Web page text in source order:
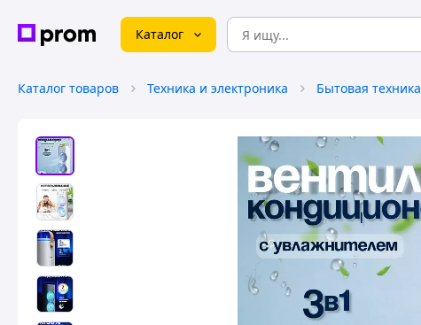
Каталог
Каталог товаров Техника и электроника Бытовая техника